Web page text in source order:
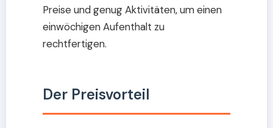
Preise und genug Aktivitäten, um einen
einwöchigen Aufenthalt zu
rechtfertigen.
Der Preisvorteil